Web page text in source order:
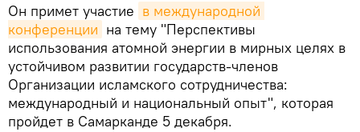
Он примет участие в международной
конференции на тему "Перспективы
использования атомной энергии в мирных целях в
устойчивом развитии государств-членов
Организации исламского сотрудничества:
международный и национальный опыт", которая
пройдет в Самарканде 5 декабря.